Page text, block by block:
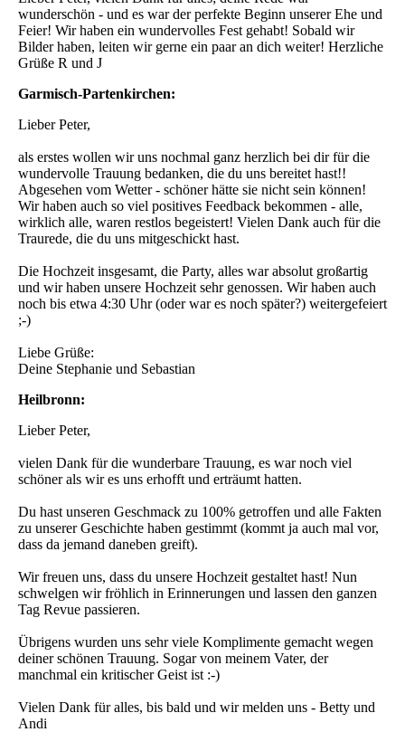
wunderschön - und es war der perfekte Beginn unserer Ehe und
Feier! Wir haben ein wundervolles Fest gehabt! Sobald wir
Bilder haben, leiten wir gerne ein paar an dich weiter! Herzliche
Grüße R und J
Garmisch-Partenkirchen:
Lieber Peter,
als erstes wollen wir uns nochmal ganz herzlich bei dir für die
wundervolle Trauung bedanken, die du uns bereitet hast!!
Abgesehen vom Wetter - schöner hätte sie nicht sein können!
Wir haben auch so viel positives Feedback bekommen - alle,
wirklich alle, waren restlos begeistert! Vielen Dank auch für die
Traurede, die du uns mitgeschickt hast.
Die Hochzeit insgesamt, die Party, alles war absolut großartig
und wir haben unsere Hochzeit sehr genossen. Wir haben auch
noch bis etwa 4:30 Uhr (oder war es noch später?) weitergefeiert
;-)
Liebe Grüße:
Deine Stephanie und Sebastian
Heilbronn:
Lieber Peter,
vielen Dank für die wunderbare Trauung, es war noch viel
schöner als wir es uns erhofft und erträumt hatten.
Du hast unseren Geschmack zu 100% getroffen und alle Fakten
zu unserer Geschichte haben gestimmt (kommt ja auch mal vor,
dass da jemand daneben greift).
Wir freuen uns, dass du unsere Hochzeit gestaltet hast! Nun
schwelgen wir fröhlich in Erinnerungen und lassen den ganzen
Tag Revue passieren.
Übrigens wurden uns sehr viele Komplimente gemacht wegen
deiner schönen Trauung. Sogar von meinem Vater, der
manchmal ein kritischer Geist ist :-)
Vielen Dank für alles, bis bald und wir melden uns - Betty und
Andi